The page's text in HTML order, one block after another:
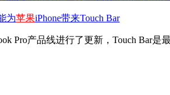
为苹果iPhone带来Touch Bar
Pro产品线进行了更新，Touch Bar